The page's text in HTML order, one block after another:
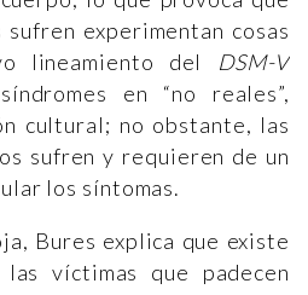
experimentan cosas
lineamiento del
DSM-V
en “no reales”,
cultural; no obstante, las
sufren y requieren de un
los síntomas.
Bures explica que existe
víctimas que padecen